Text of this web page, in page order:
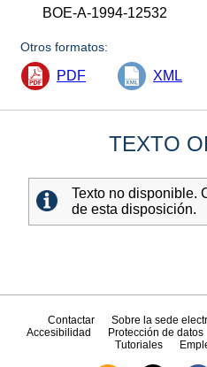
BOE-A-1994-12532
Otros formatos:
PDF XML
TEXTO
Texto no disponible.
de esta disposición.
Contactar Sobre la sede
Accesibilidad
Protección de datos
Tutoriales